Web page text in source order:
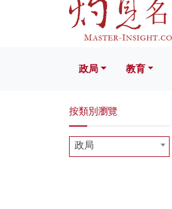
政局 教育
按類別瀏覽
政局